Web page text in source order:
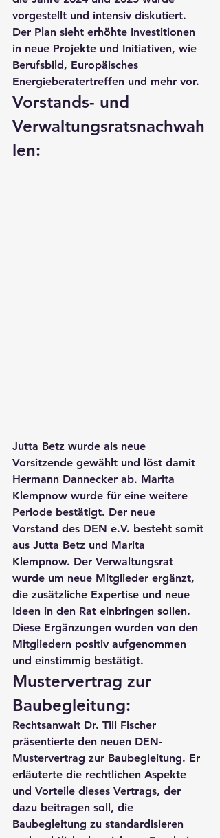
vorgestellt und intensiv diskutiert.
Der Plan sieht erhöhte Investitionen
in neue Projekte und Initiativen, wie
Berufsbild, Europäisches
Energieberatertreffen und mehr vor.
Vorstands- und
Verwaltungsratsnachwah
len:
Jutta Betz wurde als neue
Vorsitzende gewählt und löst damit
Hermann Dannecker ab. Marita
Klempnow wurde für eine weitere
Periode bestätigt. Der neue
Vorstand des DEN e.V. besteht somit
aus Jutta Betz und Marita
Klempnow. Der Verwaltungsrat
wurde um neue Mitglieder ergänzt,
die zusätzliche Expertise und neue
Ideen in den Rat einbringen sollen.
Diese Ergänzungen wurden von den
Mitgliedern positiv aufgenommen
und einstimmig bestätigt.
Mustervertrag zur
Baubegleitung:
Rechtsanwalt Dr. Till Fischer
präsentierte den neuen DEN-
Mustervertrag zur Baubegleitung. Er
erläuterte die rechtlichen Aspekte
und Vorteile dieses Vertrags, der
dazu beitragen soll, die
Baubegleitung zu standardisieren